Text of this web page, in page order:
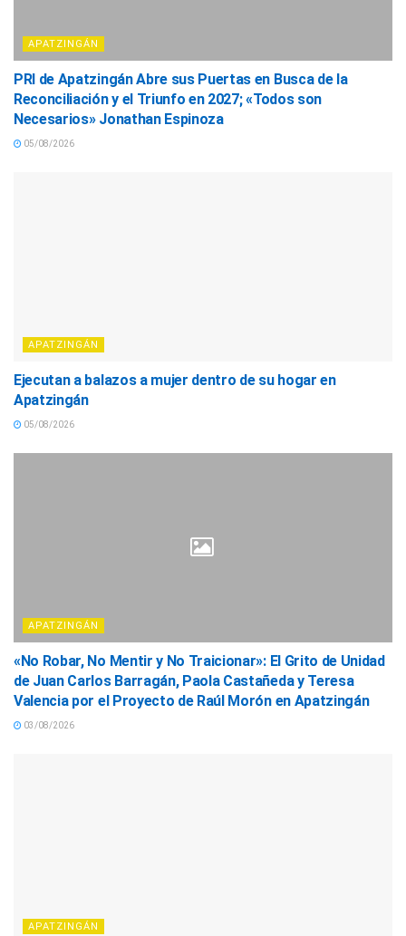
APATZINGÁN
PRI de Apatzingán Abre sus Puertas en Busca de la
Reconciliación y el Triunfo en 2027; «Todos son
Necesarios» Jonathan Espinoza
05/08/2026
APATZINGÁN
Ejecutan a balazos a mujer dentro de su hogar en
Apatzingán
05/08/2026
APATZINGÁN
«No Robar, No Mentir y No Traicionar»: El Grito de Unidad
de Juan Carlos Barragán, Paola Castañeda y Teresa
Valencia por el Proyecto de Raúl Morón en Apatzingán
03/08/2026
APATZINGÁN